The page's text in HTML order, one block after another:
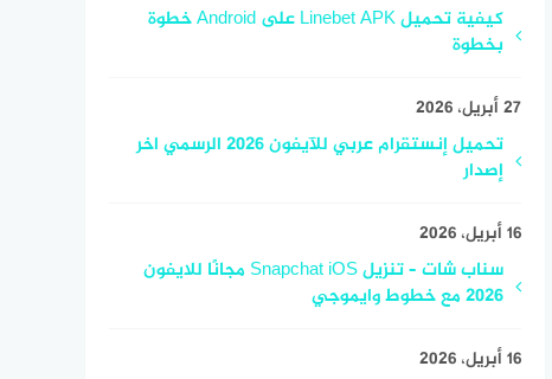
كيفية تحميل Linebet APK على Android خطوة
بخطوة
27 أبريل، 2026
تحميل إنستقرام عربي للآيفون 2026 الرسمي اخر
إصدار
16 أبريل، 2026
سناب شات – تنزيل Snapchat iOS مجانًا للايفون
2026 مع خطوط وايموجي
16 أبريل، 2026